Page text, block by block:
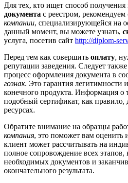
Для тех, кто ищет способ получения
документа с реестром,
компании, специализирующейся на
данный момент, вы можете узнать,
услуга, посетив сайт http://diplom-
Перед тем как совершить оплату,
репутации заведения. Следует
процесс оформления документа в
гознак. Это гарантия легитимности
конечного продукта. Информация о
подобный сертификат, как
ресурсах.
Обратите внимание на образцы
компания, это поможет вам оценить
клиент может рассчитывать на
полное сопровождение всех этапов,
необходимых документов и
окончательного результата.